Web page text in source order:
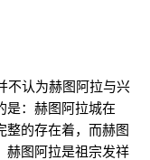
不认为赫图阿拉与兴
是：赫图阿拉城在
整的存在着，而赫图
赫图阿拉是祖宗发祥